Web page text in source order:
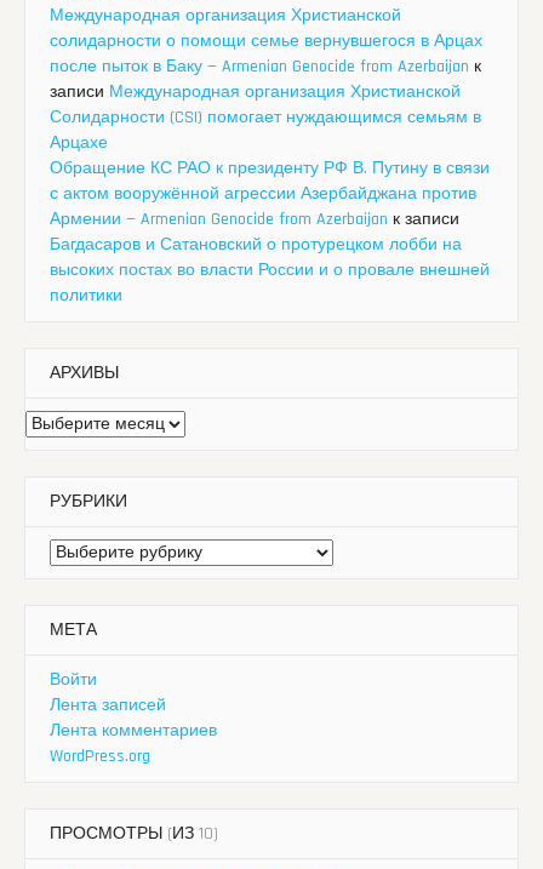
Международная организация Христианской
солидарности о помощи семье вернувшегося в Арцах
после пыток в Баку — Armenian Genocide from Azerbaijan к
записи Международная организация Христианской
Солидарности (CSI) помогает нуждающимся семьям в
Арцахе
Обращение КС РАО к президенту РФ В. Путину в связи
с актом вооружённой агрессии Азербайджана против
Армении — Armenian Genocide from Azerbaijan к записи
Багдасаров и Сатановский о протурецком лобби на
высоких постах во власти России и о провале внешней
политики
АРХИВЫ
Архивы
РУБРИКИ
Рубрики
МЕТА
Войти
Лента записей
Лента комментариев
WordPress.org
ПРОСМОТРЫ (ИЗ 10)